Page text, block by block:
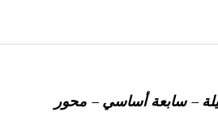
– سابعة أساسي – محور